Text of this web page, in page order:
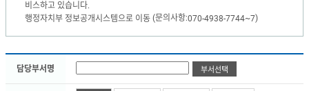
비스하고 있습니다.
행정자치부 정보공개시스템으로 이동 (문의사항:070-4938-7744~7)
담당부서명